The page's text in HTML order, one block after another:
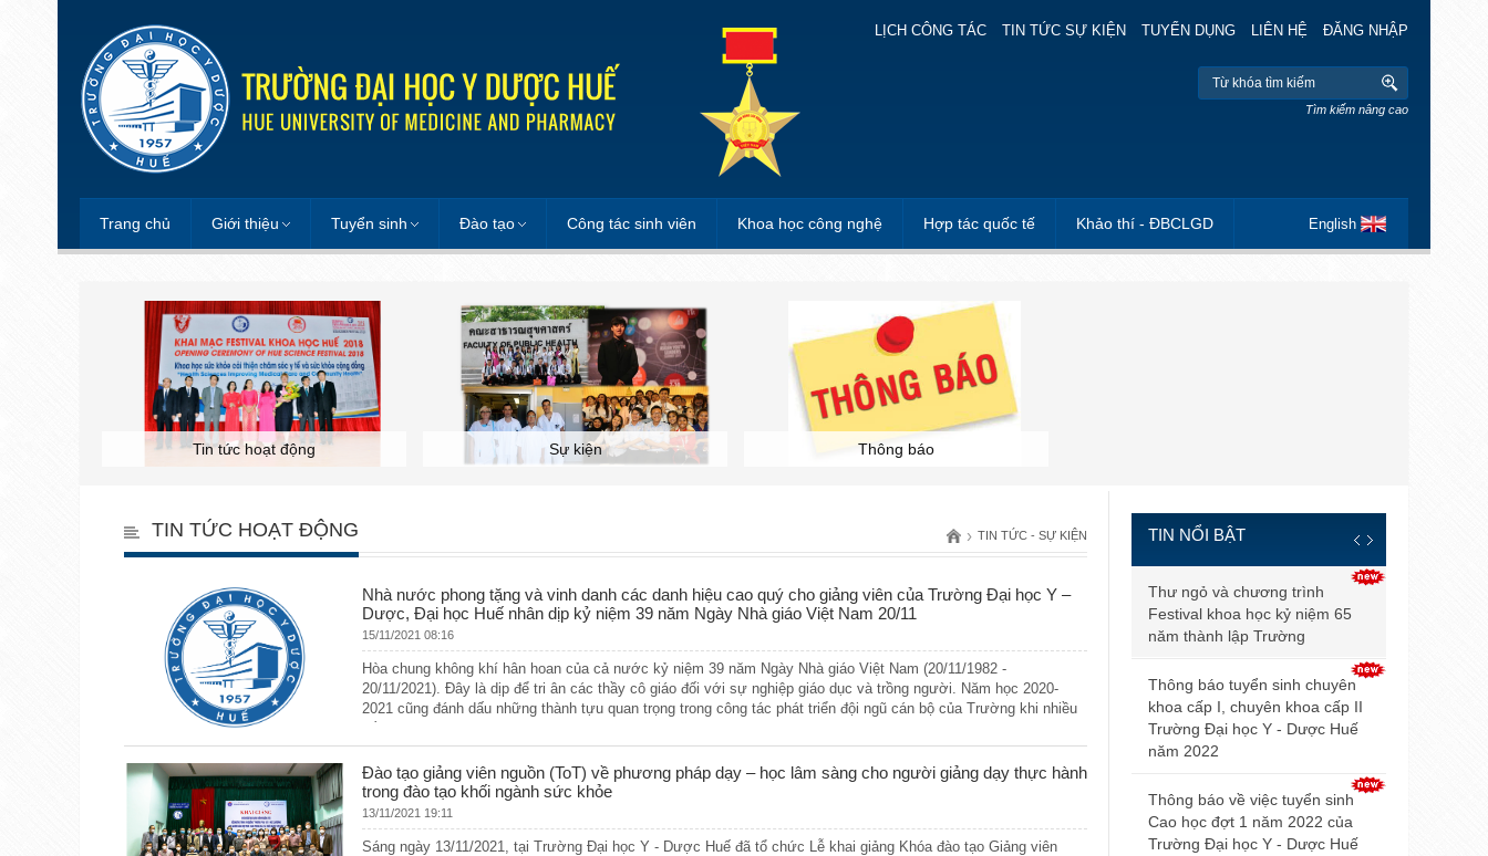
LỊCH CÔNG TÁC TIN TỨC SỰ KIỆN TUYỂN DỤNG LIÊN HỆ ĐĂNG NHẬP
Tìm kiếm nâng cao
Trang chủ Giới thiệu Tuyển sinh Đào tạo Công tác sinh viên Khoa học công nghệ Hợp tác quốc tế Khảo thí - ĐBCLGD English
Tin tức hoạt động Sự kiện Thông báo
TIN TỨC HOẠT ĐỘNG › TIN TỨC - SỰ KIỆN
Nhà nước phong tặng và vinh danh các danh hiệu cao quý cho giảng viên của Trường Đại học Y –
Dược, Đại học Huế nhân dịp kỷ niệm 39 năm Ngày Nhà giáo Việt Nam 20/11
15/11/2021 08:16
Hòa chung không khí hân hoan của cả nước kỷ niệm 39 năm Ngày Nhà giáo Việt Nam (20/11/1982 -
20/11/2021). Đây là dịp để tri ân các thầy cô giáo đối với sự nghiệp giáo dục và trồng người. Năm học 2020-
2021 cũng đánh dấu những thành tựu quan trọng trong công tác phát triển đội ngũ cán bộ của Trường khi nhiều
Đào tạo giảng viên nguồn (ToT) về phương pháp dạy – học lâm sàng cho người giảng dạy thực hành
trong đào tạo khối ngành sức khỏe
13/11/2021 19:11
Sáng ngày 13/11/2021, tại Trường Đại học Y - Dược Huế đã tổ chức Lễ khai giảng Khóa đào tạo Giảng viên
TIN NỔI BẬT
Thư ngỏ và chương trình
Festival khoa học kỷ niệm 65
năm thành lập Trường
Thông báo tuyển sinh chuyên
khoa cấp I, chuyên khoa cấp II
Trường Đại học Y - Dược Huế
năm 2022
Thông báo về việc tuyển sinh
Cao học đợt 1 năm 2022 của
Trường Đại học Y - Dược Huế